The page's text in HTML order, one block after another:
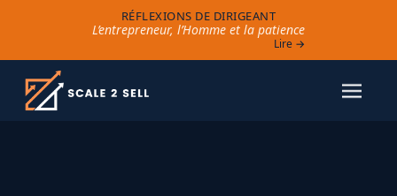
RÉFLEXIONS DE DIRIGEANT
L’entrepreneur, l’Homme et la patience
Lire →